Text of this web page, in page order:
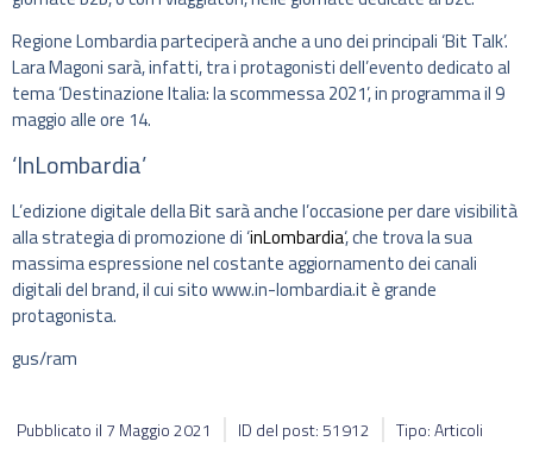
Regione Lombardia parteciperà anche a uno dei principali ‘Bit Talk’.
Lara Magoni sarà, infatti, tra i protagonisti dell’evento dedicato al
tema ‘Destinazione Italia: la scommessa 2021’, in programma il 9
maggio alle ore 14.
‘InLombardia’
L’edizione digitale della Bit sarà anche l’occasione per dare visibilità
alla strategia di promozione di ‘inLombardia‘, che trova la sua
massima espressione nel costante aggiornamento dei canali
digitali del brand, il cui sito www.in-lombardia.it è grande
protagonista.
gus/ram
Pubblicato il 7 Maggio 2021 ID del post: 51912 Tipo: Articoli